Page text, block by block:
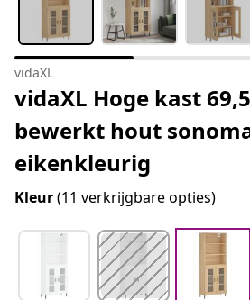
vidaXL
vidaXL Hoge kast
bewerkt hout
eikenkleurig
Kleur(11 verkrijgbare opties)